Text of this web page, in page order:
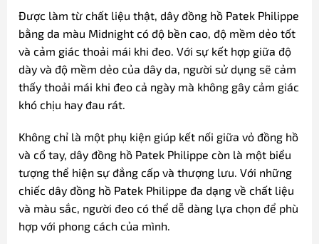
Được làm từ chất liệu thật, dây đồng hồ Patek Philippe
bằng da màu Midnight có độ bền cao, độ mềm dẻo tốt
và cảm giác thoải mái khi đeo. Với sự kết hợp giữa độ
dày và độ mềm dẻo của dây da, người sử dụng sẽ cảm
thấy thoải mái khi đeo cả ngày mà không gây cảm giác
khó chịu hay đau rát.
Không chỉ là một phụ kiện giúp kết nối giữa vỏ đồng hồ
và cổ tay, dây đồng hồ Patek Philippe còn là một biểu
tượng thể hiện sự đẳng cấp và thượng lưu. Với những
chiếc dây đồng hồ Patek Philippe đa dạng về chất liệu
và màu sắc, người đeo có thể dễ dàng lựa chọn để phù
hợp với phong cách của mình.